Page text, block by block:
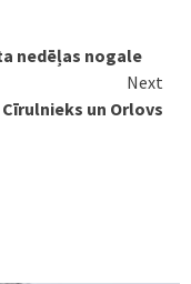
nedēļas nogale
Next
un Orlovs